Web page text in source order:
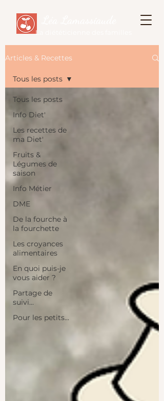
La diététicienne des familles
Articles & Recettes
Tous les posts
Info Diet'
Les recettes de
ma Diet'
Fruits &
Légumes de
saison
Info Métier
DME
De la fourche à
la fourchette
Les croyances
alimentaires
En quoi puis-je
vous aider ?
Partage de
suivi...
Pour les petits...
Tous les posts